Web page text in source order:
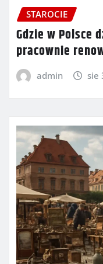
STAROCIE
Gdzie w Polsce
pracownie
admin sie